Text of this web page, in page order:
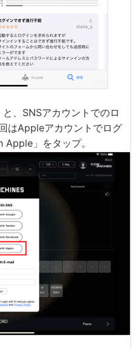
、SNSアカウントでのロ
はAppleアカウントでログ
」をタップ。